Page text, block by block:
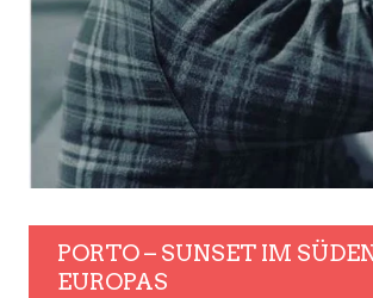
PORTO – SUNSET IM
EUROPAS